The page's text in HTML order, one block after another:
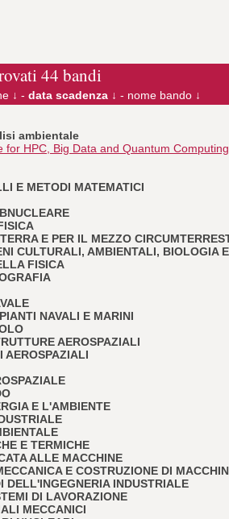
44 bandi
↓ - data scadenza ↓ - nome bando ↓
ambientale
for HPC, Big Data and Quantum
E METODI MATEMATICI
E PER IL MEZZO
CULTURALI, AMBIENTALI, BIOLOGIA
FISICA
NAVALI E MARINI
AEROSPAZIALI
AEROSPAZIALI
E L'AMBIENTE
E TERMICHE
ALLE MACCHINE
E COSTRUZIONE DI
DELL'INGEGNERIA INDUSTRIALE
DI LAVORAZIONE
MECCANICI